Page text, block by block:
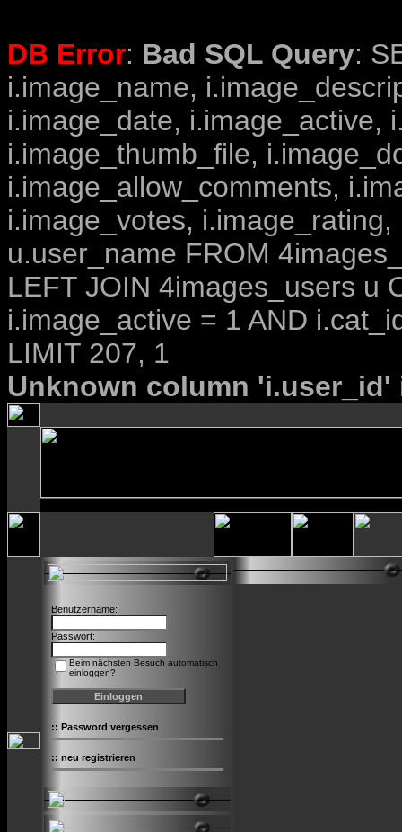
DB Error: Bad SQL Query:
i.image_name,
i.image_date, i.image_active,
i.image_thumb_file,
i.image_allow_comments,
i.image_votes,
u.user_name FROM
LEFT JOIN 4images_users u
i.image_active = 1 AND
LIMIT 207, 1
Unknown column
Benutzername:
Passwort:
Beim nächsten Besuch automatisch
einloggen?
:: Password vergessen
:: neu registrieren